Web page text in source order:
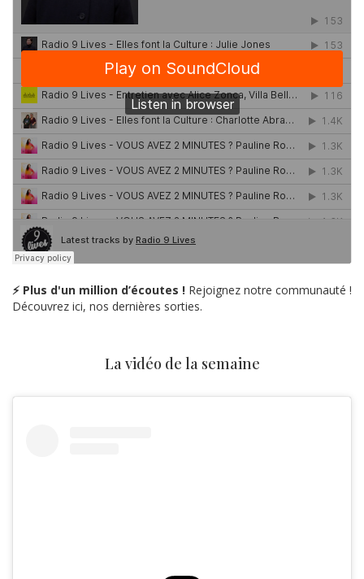
⚡ Plus d'un million d’écoutes ! Rejoignez notre communauté !
Découvrez ici, nos dernières sorties.
La vidéo de la semaine